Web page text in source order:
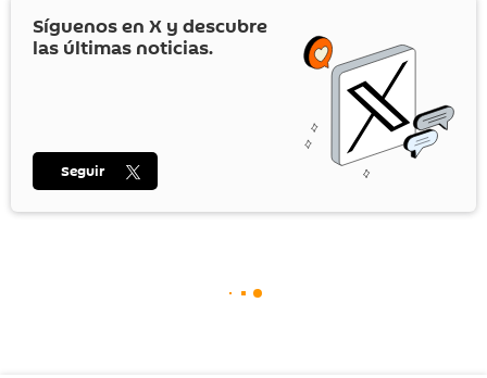
Síguenos en X y descubre
las últimas noticias.
Seguir